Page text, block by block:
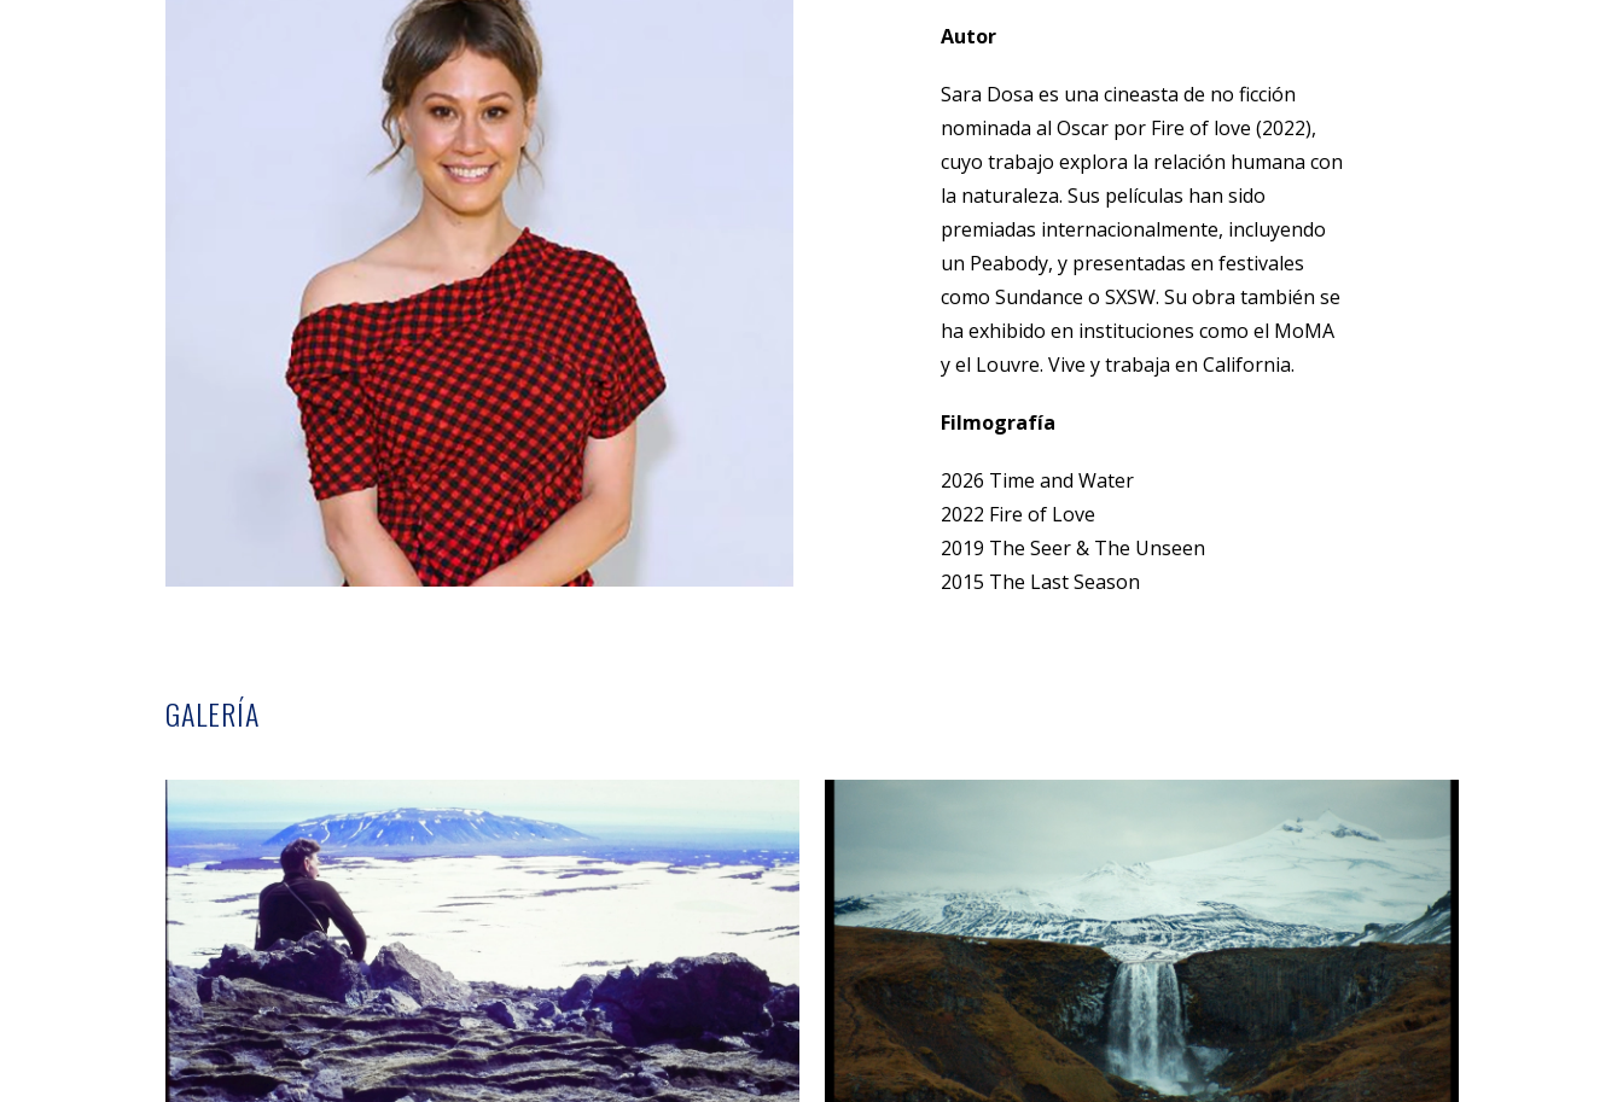
Autor
Sara Dosa es una cineasta de no ficción
nominada al Oscar por Fire of love (2022),
cuyo trabajo explora la relación humana con
la naturaleza. Sus películas han sido
premiadas internacionalmente, incluyendo
un Peabody, y presentadas en festivales
como Sundance o SXSW. Su obra también se
ha exhibido en instituciones como el MoMA
y el Louvre. Vive y trabaja en California.
Filmografía
2026 Time and Water
2022 Fire of Love
2019 The Seer & The Unseen
2015 The Last Season
GALERÍA